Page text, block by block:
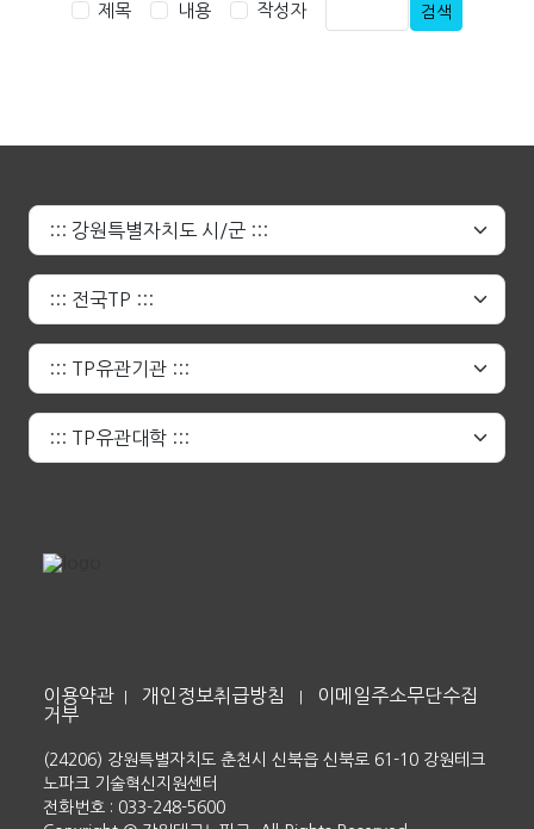
제목 내용 작성자 검색
이용약관 개인정보취급방침
이메일주소무단수집
거부
(24206) 강원특별자치도 춘천시 신북읍 신북로 61-10 강원테크
노파크 기술혁신지원센터
전화번호 : 033-248-5600